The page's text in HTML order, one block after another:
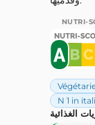
NUTRI-
N 1 in